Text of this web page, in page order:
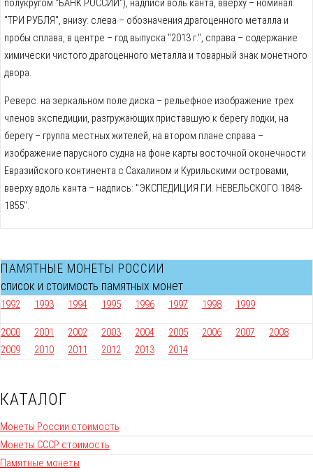
полукругом "БАНК РОССИИ"), надписи воль канта, вверху – номинал:
"ТРИ РУБЛЯ", внизу: слева – обозначения драгоценного металла и
пробы сплава, в центре – год выпуска "2013 г.", справа – содержание
химически чистого драгоценного металла и товарный знак монетного
двора.
Реверс: на зеркальном поле диска – рельефное изображение трех
членов экспедиции, разгружающих приставшую к берегу лодки, на
берегу – группа местных жителей, на втором плане справа –
изображение парусного судна на фоне карты восточной оконечности
Евразийского континента с Сахалином и Курильскими островами,
вверху вдоль канта – надпись: "ЭКСПЕДИЦИЯ Г.И. НЕВЕЛЬСКОГО 1848-
1855".
ПАМЯТНЫЕ МОНЕТЫ РОССИИ
список и стоимость памятных монет
1992 1993 1994 1995 1996 1997 1998 1999
2000 2001 2002 2003 2004 2005 2006 2007
2008
2009
2010 2011 2012 2013 2014
КАТАЛОГ
Монеты России стоимость
Монеты СССР стоимость
Памятные монеты